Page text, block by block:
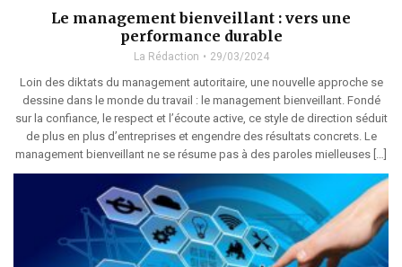
Le management bienveillant : vers une
performance durable
La Rédaction 29/03/2024
Loin des diktats du management autoritaire, une nouvelle approche se
dessine dans le monde du travail : le management bienveillant. Fondé
sur la confiance, le respect et l’écoute active, ce style de direction séduit
de plus en plus d’entreprises et engendre des résultats concrets. Le
management bienveillant ne se résume pas à des paroles mielleuses […]